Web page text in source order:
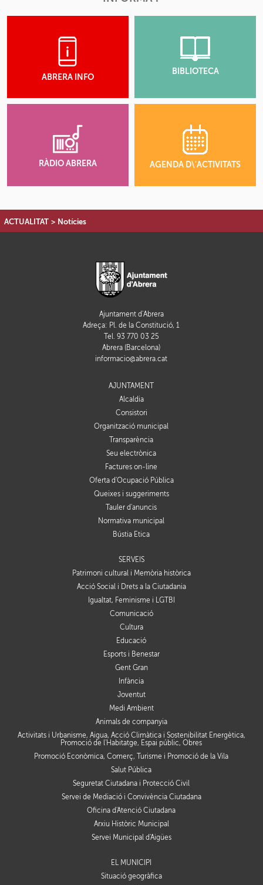
ABRERA INFO
BIBLIOTECA
RÀDIO ABRERA AGENDA D\'ACTIVITATS
ACTUALITAT > Notícies
Ajuntament d'Abrera
Adreça: Pl. de la Constitució, 1
Tel. 93 770 03 25
Abrera (Barcelona)
informacio@abrera.cat
AJUNTAMENT
Alcaldia
Consistori
Organització municipal
Transparència
Seu electrònica
Factures on-line
Oferta d'Ocupació Pública
Queixes i suggeriments
Tauler d'anuncis
Normativa municipal
Bústia Ètica
SERVEIS
Patrimoni cultural i Memòria històrica
Acció Social i Drets a la Ciutadania
Igualtat, Feminisme i LGTBI
Comunicació
Cultura
Educació
Esports i Benestar
Gent Gran
Infància
Joventut
Medi Ambient
Animals de companyia
Activitats i Urbanisme, Aigua, Acció Climàtica i Sostenibilitat Energètica,
Promoció de l'Habitatge, Espai públic, Obres
Promoció Econòmica, Comerç, Turisme i Promoció de la Vila
Salut Pública
Seguretat Ciutadana i Protecció Civil
Servei de Mediació i Convivència Ciutadana
Oficina d'Atenció Ciutadana
Arxiu Històric Municipal
Servei Municipal d'Aigües
EL MUNICIPI
Situació geogràfica